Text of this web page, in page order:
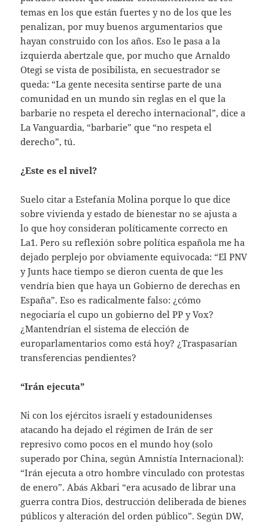
temas en los que están fuertes y no de los que les
penalizan, por muy buenos argumentarios que
hayan construido con los años. Eso le pasa a la
izquierda abertzale que, por mucho que Arnaldo
Otegi se vista de posibilista, en secuestrador se
queda: “La gente necesita sentirse parte de una
comunidad en un mundo sin reglas en el que la
barbarie no respeta el derecho internacional”, dice a
La Vanguardia, “barbarie” que “no respeta el
derecho”, tú.
¿Este es el nivel?
Suelo citar a Estefanía Molina porque lo que dice
sobre vivienda y estado de bienestar no se ajusta a
lo que hoy consideran políticamente correcto en
La1. Pero su reflexión sobre política española me ha
dejado perplejo por obviamente equivocada: “El PNV
y Junts hace tiempo se dieron cuenta de que les
vendría bien que haya un Gobierno de derechas en
España”. Eso es radicalmente falso: ¿cómo
negociaría el cupo un gobierno del PP y Vox?
¿Mantendrían el sistema de elección de
europarlamentarios como está hoy? ¿Traspasarían
transferencias pendientes?
“Irán ejecuta”
Ni con los ejércitos israelí y estadounidenses
atacando ha dejado el régimen de Irán de ser
represivo como pocos en el mundo hoy (solo
superado por China, según Amnistía Internacional):
“Irán ejecuta a otro hombre vinculado con protestas
de enero”. Abás Akbari “era acusado de librar una
guerra contra Dios, destrucción deliberada de bienes
públicos y alteración del orden público”. Según DW,